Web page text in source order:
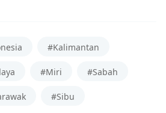
#Kalimantan
#Miri #Sabah
#Sibu